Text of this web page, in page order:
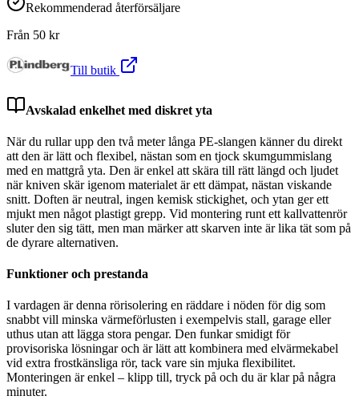
Rekommenderad återförsäljare
Från 50 kr
Till butik
Avskalad enkelhet med diskret yta
När du rullar upp den två meter långa PE-slangen känner du direkt
att den är lätt och flexibel, nästan som en tjock skumgummislang
med en mattgrå yta. Den är enkel att skära till rätt längd och ljudet
när kniven skär igenom materialet är ett dämpat, nästan viskande
snitt. Doften är neutral, ingen kemisk stickighet, och ytan ger ett
mjukt men något plastigt grepp. Vid montering runt ett kallvattenrör
sluter den sig tätt, men man märker att skarven inte är lika tät som på
de dyrare alternativen.
Funktioner och prestanda
I vardagen är denna rörisolering en räddare i nöden för dig som
snabbt vill minska värmeförlusten i exempelvis stall, garage eller
uthus utan att lägga stora pengar. Den funkar smidigt för
provisoriska lösningar och är lätt att kombinera med elvärmekabel
vid extra frostkänsliga rör, tack vare sin mjuka flexibilitet.
Monteringen är enkel – klipp till, tryck på och du är klar på några
minuter.